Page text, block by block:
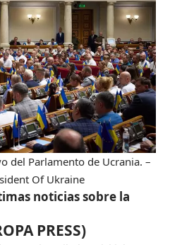
del Parlamento de Ucrania. –
Of Ukraine
noticias sobre la
PRESS)